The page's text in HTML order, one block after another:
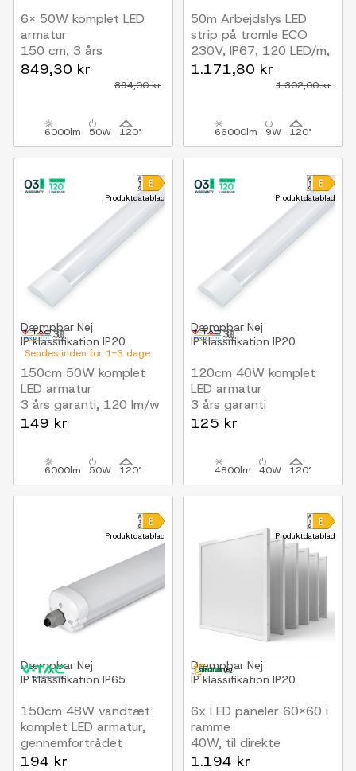
6x 50W komplet LED
armatur
150 cm, 3 års
producentgaranti, 230V
849,30 kr
894,00 kr
6000lm 50W 120°
50m Arbejdslys LED
strip på tromle ECO
230V, IP67, 120 LED/m,
9W/m, 1320 lm/m
1.171,80 kr
1.302,00 kr
66000lm 9W 120°
Produktdatablad
Sendes inden for 1-3 dage
Dæmpbar Nej
IP klassifikation IP20
150cm 50W komplet
LED armatur
3 års garanti, 120 lm/w
149 kr
6000lm 50W 120°
Produktdatablad
Dæmpbar Nej
IP klassifikation IP20
120cm 40W komplet
LED armatur
3 års garanti
125 kr
4800lm 40W 120°
Produktdatablad
Dæmpbar Nej
IP klassifikation IP65
150cm 48W vandtæt
komplet LED armatur,
gennemfortrådet
5760lm, 120lm/W, IP65
194 kr
Produktdatablad
Dæmpbar Nej
IP klassifikation IP20
6x LED paneler 60x60 i
ramme
40W, til direkte
montering
1.194 kr